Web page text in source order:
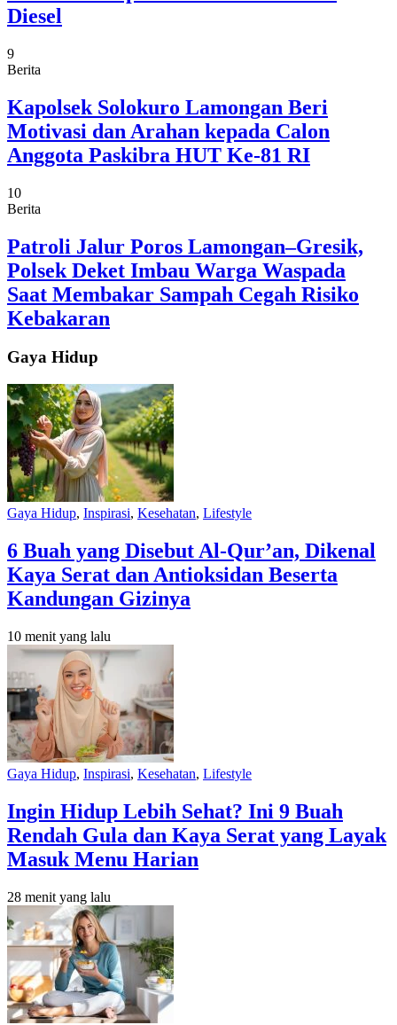
Diesel
9
Berita
Kapolsek Solokuro Lamongan Beri
Motivasi dan Arahan kepada Calon
Anggota Paskibra HUT Ke-81 RI
10
Berita
Patroli Jalur Poros Lamongan–Gresik,
Polsek Deket Imbau Warga Waspada
Saat Membakar Sampah Cegah Risiko
Kebakaran
Gaya Hidup
Gaya Hidup, Inspirasi, Kesehatan, Lifestyle
6 Buah yang Disebut Al-Qur’an, Dikenal
Kaya Serat dan Antioksidan Beserta
Kandungan Gizinya
10 menit yang lalu
Gaya Hidup, Inspirasi, Kesehatan, Lifestyle
Ingin Hidup Lebih Sehat? Ini 9 Buah
Rendah Gula dan Kaya Serat yang Layak
Masuk Menu Harian
28 menit yang lalu